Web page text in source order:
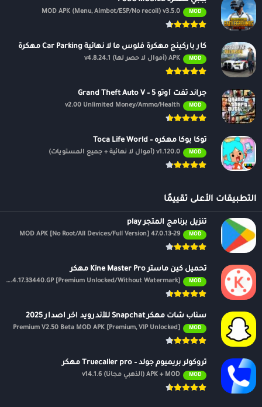
MOD
MOD APK (Menu, Aimbot/ESP/No recoil) v3.5.0
كار باركينج مهكرة فلوس ما لا نهائية Car Parking مهكرة
MOD APK (أموال لا حصر لها) v4.8.24.1
جراند ثفت أوتو 5 – Grand Theft Auto V
MOD
v2.00 Unlimited Money/Ammo/Health
توكا بوكا مهكره – Toca Life World
MOD v1.120.0 (أموال لا نهائية + جميع المستويات)
التطبيقات الأعلى تقييمًا
تنزيل برنامج المتجر play
MOD
47.0.13-29 MOD APK [No Root/All Devices/Full Version]
تحميل كين ماستر Kine Master Pro مهكر
MOD
APK v7.4.17.33440.GP [Premium Unlocked/Without Watermark]
سناب شات مهكر Snapchat للأندرويد اخر اصدار 2025
MOD
Premium V2.50 Beta MOD APK [Premium, VIP Unlocked]
تروكولر بريميوم جولد – Truecaller pro مهكر
MOD APK + MOD (الذهبي مجانًا) v14.1.6